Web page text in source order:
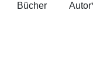
Bücher